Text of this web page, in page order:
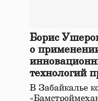
Борис
о
технологий
в Забайкалье
В Забайкалье